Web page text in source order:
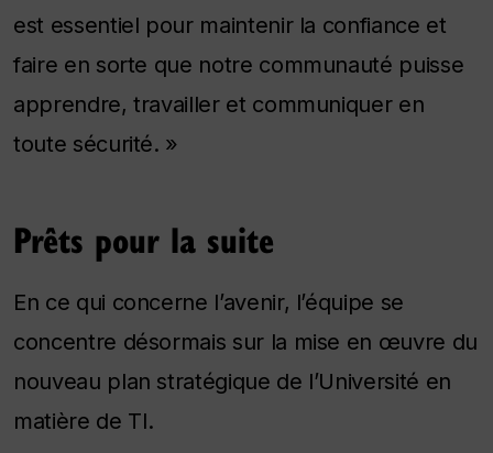
est essentiel pour maintenir la confiance et
faire en sorte que notre communauté puisse
apprendre, travailler et communiquer en
toute sécurité. »
Prêts pour la suite
En ce qui concerne l’avenir, l’équipe se
concentre désormais sur la mise en œuvre du
nouveau plan stratégique de l’Université en
matière de TI.